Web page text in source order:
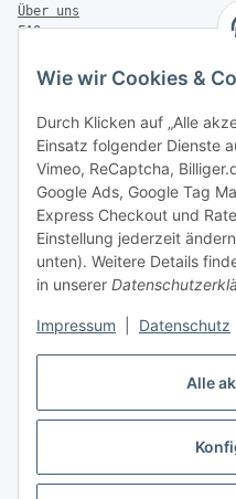
Alle
Wie wir Cookies &
Durch Klicken auf „Alle
Einsatz folgender Dienste
Vimeo, ReCaptcha,
Google Ads, Google Tag
Express Checkout und
Einstellung jederzeit
unten). Weitere Details
in unserer
Impressum Datenschutz
Über uns
FAQ
Zahlung & Versand
Versandinformationen
Sonstiges
* Alle Preise inkl. gesetzlicher